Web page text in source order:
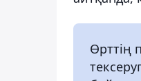
Өрттің